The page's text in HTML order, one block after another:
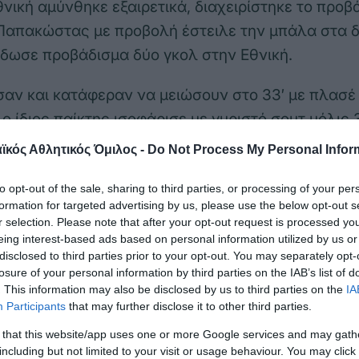
Αθλητικός Όμιλος - Do Not Process My Personal
opt-out of the sale, sharing to third parties, or processing of your
for targeted advertising by us, please use the below opt-out
selection. Please note that after your opt-out request is processed
interest-based ads based on personal information utilized by us
to third parties prior to your opt-out. You may separately
of your personal information by third parties on the IAB’s list of
This information may also be disclosed by us to third parties on the
Participants that may further disclose it to other third parties.
that this website/app uses one or more Google services and may
but not limited to your visit or usage behaviour. You may
αμύνθηκε εξαιρετικά, διαχειρίστηκε το
με προβολή έστειλε την μπάλα στα
προβάδισμα δύο γκολ στην Εθνική.
και κατάφεραν να μειώσουν στο 33′ με πλασέ
ίδιος παίκτης ισοφάρισε με γυριστό σουτ μόλις
πριν από τη λήξη της αναμέτρησης. Εκεί που
από πλάγια θέση χάρισε τη νίκη στην Εθνική
πριν από την ολοκλήρωση της
βρήκε τους παίκτες του κ. Ζιάβα να
πιο κοντά στην κατάκτηση της 2ης θέσης, η
οδηγήσει στα play-offs πρόκρισης για την τελική
ότι από τους 10 ομίλους του Main Round, την
με τους διοργανωτές (Λετονία και